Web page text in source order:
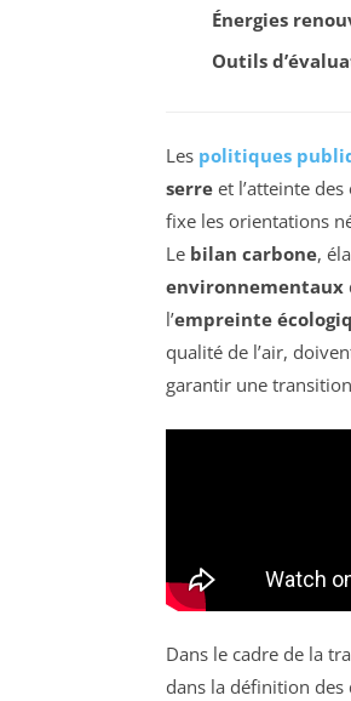
Énergies
Outils
Les politiques
serre et l’atteinte
fixe les orientations
Le bilan carbone,
environnementaux
l’empreinte
qualité de l’air,
garantir une
Dans le cadre de la
dans la définition